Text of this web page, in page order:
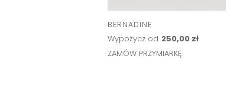
BERNADINE
Wypożycz od 250,00 zł
ZAMÓW PRZYMIARKĘ